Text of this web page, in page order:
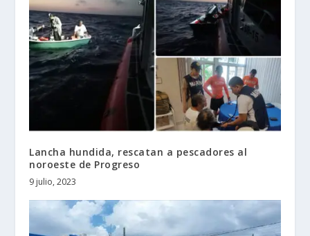
Lancha hundida, rescatan a pescadores al
noroeste de Progreso
9 julio, 2023